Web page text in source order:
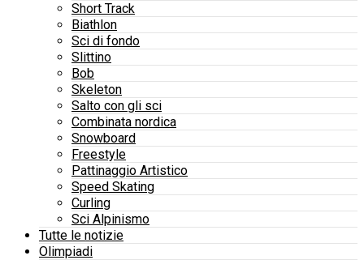
Short Track
Biathlon
Sci di fondo
Slittino
Bob
Skeleton
Salto con gli sci
Combinata nordica
Snowboard
Freestyle
Pattinaggio Artistico
Speed Skating
Curling
Sci Alpinismo
Tutte le notizie
Olimpiadi